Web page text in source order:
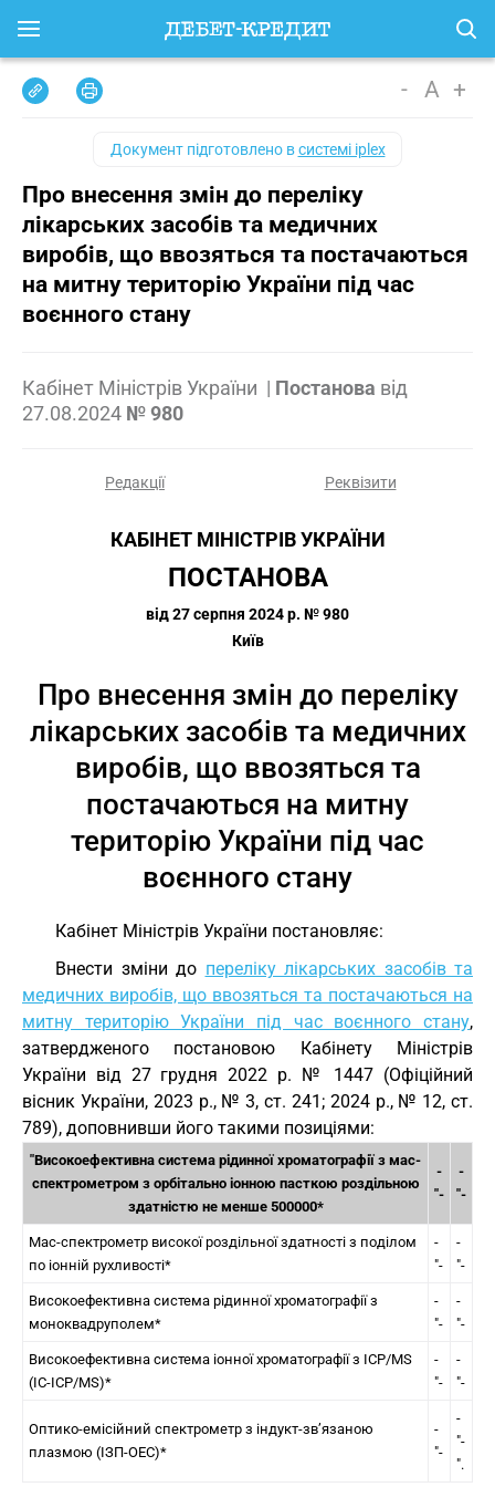
- A +
Документ підготовлено всистемі iplex
Про внесення змін до переліку
лікарських засобів та медичних
виробів, що ввозяться та постачаються
на митну територію України під час
воєнного стану
Кабінет Міністрів України | Постанова від
27.08.2024 № 980
Редакції Реквізити
КАБІНЕТ МІНІСТРІВ УКРАЇНИ
ПОСТАНОВА
від 27 серпня 2024 р. № 980
Київ
Про внесення змін до переліку
лікарських засобів та медичних
виробів, що ввозяться та
постачаються на митну
територію України під час
воєнного стану
Кабінет Міністрів України постановляє:
Внести зміни до переліку лікарських засобів та
медичних виробів, що ввозяться та постачаються на
митну територію України під час воєнного стану,
затвердженого постановою Кабінету Міністрів
України від 27 грудня 2022 р. № 1447 (Офіційний
вісник України, 2023 р., № 3, ст. 241; 2024 р., № 12, ст.
789), доповнивши його такими позиціями:
"Високоефективна система рідинної хроматографії з мас-
спектрометром з орбітально іонною пасткою роздільною
здатністю не менше 500000*
-
"-
-
"-
Мас-спектрометр високої роздільної здатності з поділом
по іонній рухливості*
-
"-
-
"-
Високоефективна система рідинної хроматографії з
моноквадруполем*
-
"-
-
"-
Високоефективна система іонної хроматографії з ICP/MS
(IC-ICP/MS)*
-
"-
-
"-
Оптико-емісійний спектрометр з індукт-зв’язаною
плазмою (ІЗП-ОЕС)*
-
"-
-
"-
".